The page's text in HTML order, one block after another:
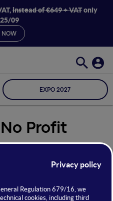
instead of €649 + VATonly
09
NOW
EXPO 2027
No Profit